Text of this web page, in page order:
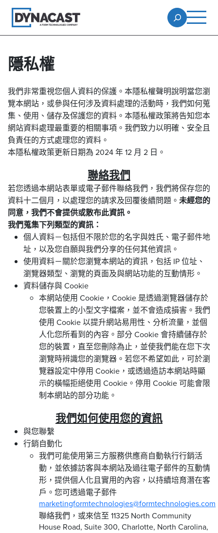
隱私權
我們非常重視您個人資料的保護。本隱私權聲明說明當您瀏
覽本網站，或參與任何涉及資料處理的活動時，我們如何蒐
集、使用、儲存及保護您的資料。本隱私權政策將告知您本
網站資料處理最重要的相關事項。我們致力以明確、安全且
負責任的方式處理您的資料。
本隱私權政策更新日期為 2024 年 12 月 2 日。
聯絡我們
若您透過本網站表單或電子郵件聯絡我們，我們將保存您的
資料十二個月，以處理您的請求及回覆後續問題。 未經您的
同意，我們不會提供或散布此資訊。
我們蒐集下列類型的資訊：
個人資料－包括但不限於您的名字與姓氏、電子郵件地
址，以及您自願與我們分享的任何其他資訊。
使用資料－關於您瀏覽本網站的資訊，包括 IP 位址、
瀏覽器類型、瀏覽的頁面及與網站功能的互動情形。
資料儲存與 Cookie
本網站使用 Cookie，Cookie 是透過瀏覽器儲存於
您裝置上的小型文字檔案，並不會造成損害。我們
使用 Cookie 以提升網站易用性、分析流量，並個
人化您所看到的內容。部分 Cookie 會持續儲存於
您的裝置，直至您刪除為止，並使我們能在您下次
瀏覽時辨識您的瀏覽器。若您不希望如此，可於瀏
覽器設定中停用 Cookie，或透過造訪本網站時顯
示的橫幅拒絕使用 Cookie。停用 Cookie 可能會限
制本網站的部分功能。
我們如何使用您的資訊
與您聯繫
行銷自動化
我們可能使用第三方服務供應商自動執行行銷活
動，並依據訪客與本網站及過往電子郵件的互動情
形，提供個人化且實用的內容，以持續培育潛在客
戶。您可透過電子郵件
marketingformtechnologies@formtechnologies.com
聯絡我們，或來信至 11325 North Community
House Road, Suite 300, Charlotte, North Carolina,